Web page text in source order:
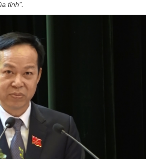
tỉnh”.